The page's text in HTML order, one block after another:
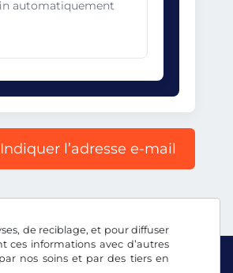
de reciblage, et pour diffuser
ces informations avec d’autres
nos soins et par des tiers en
automatiquement
l’adresse e-mail